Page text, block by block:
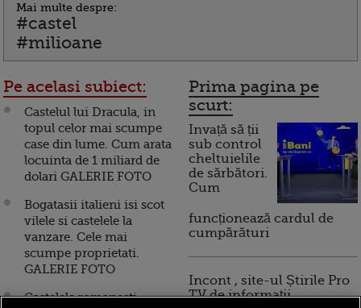
Mai multe despre:
#castel
#milioane
Pe acelasi subiect:
Castelul lui Dracula, in
topul celor mai scumpe
case din lume. Cum arata
locuinta de 1 miliard de
dolari GALERIE FOTO
Bogatasii italieni isi scot
vilele si castelele la
vanzare. Cele mai
scumpe proprietati.
GALERIE FOTO
Castelele romanesti,
Prima pagina pe
scurt:
Invață să ții
sub control
cheltuielile
de sărbători.
Cum
funcționează cardul de
cumpărături
Incont , site-ul Știrile Pro
TV de informații